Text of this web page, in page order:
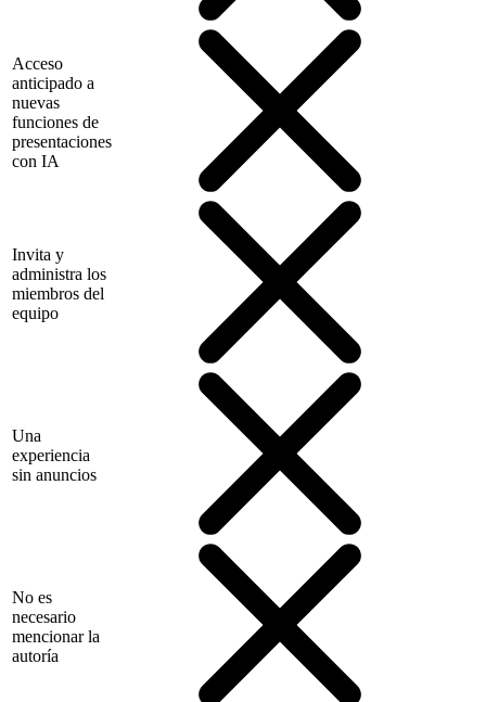
Acceso
anticipado a
nuevas
funciones de
presentaciones
con IA
Invita y
administra los
miembros del
equipo
Una
experiencia
sin anuncios
No es
necesario
mencionar la
autoría